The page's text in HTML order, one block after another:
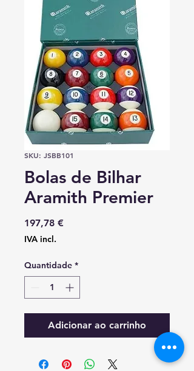
SKU: JSBB101
Bolas de Bilhar
Aramith Premier
197,78 €
IVA incl.
Quantidade *
Adicionar ao carrinho